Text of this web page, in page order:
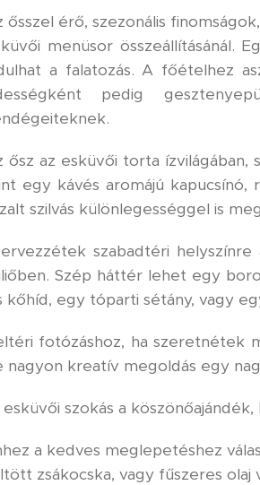
ősszel érő, szezonális
menüsor összeállításánál.
a falatozás. A főételhez
pedig
ősz az esküvői torta
egy kávés aromájú
szilvás különlegességgel is
szabadtéri
Szép háttér lehet egy
kőhíd, egy tóparti sétány, vagy
fotózáshoz, ha szeretnétek
nagyon kreatív megoldás egy
esküvői szokás a
a kedves meglepetéshez
zsákocska, vagy fűszeres